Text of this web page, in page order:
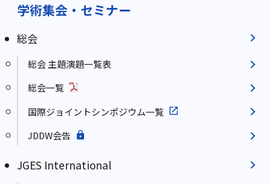
学術集会・セミナー
総会
総会 主題演題一覧表
総会一覧
国際ジョイントシンポジウム一覧
JDDW会告
JGES International